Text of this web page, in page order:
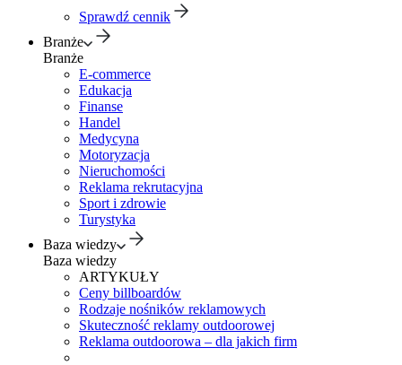
Sprawdź cennik
Branże
Branże
E-commerce
Edukacja
Finanse
Handel
Medycyna
Motoryzacja
Nieruchomości
Reklama rekrutacyjna
Sport i zdrowie
Turystyka
Baza wiedzy
Baza wiedzy
ARTYKUŁY
Ceny billboardów
Rodzaje nośników reklamowych
Skuteczność reklamy outdoorowej
Reklama outdoorowa – dla jakich firm